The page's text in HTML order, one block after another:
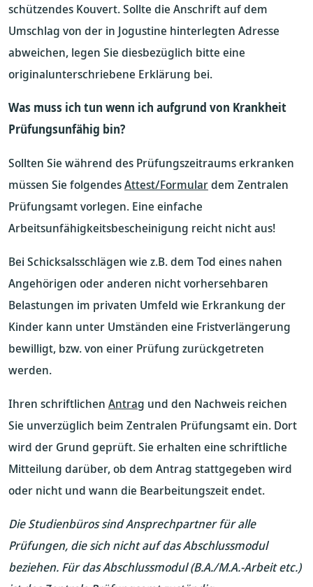
schützendes Kouvert. Sollte die Anschrift auf dem
Umschlag von der in Jogustine hinterlegten Adresse
abweichen, legen Sie diesbezüglich bitte eine
originalunterschriebene Erklärung bei.
Was muss ich tun wenn ich aufgrund von Krankheit
Prüfungsunfähig bin?
Sollten Sie während des Prüfungszeitraums erkranken
müssen Sie folgendesAttest/Formulardem Zentralen
Prüfungsamt vorlegen. Eine einfache
Arbeitsunfähigkeitsbescheinigung reicht nicht aus!
Bei Schicksalsschlägen wie z.B. dem Tod eines nahen
Angehörigen oder anderen nicht vorhersehbaren
Belastungen im privaten Umfeld wie Erkrankung der
Kinder kann unter Umständen eine Fristverlängerung
bewilligt, bzw. von einer Prüfung zurückgetreten
werden.
Ihren schriftlichen Antrag und den Nachweis reichen
Sie unverzüglich beim Zentralen Prüfungsamt ein. Dort
wird der Grund geprüft. Sie erhalten eine schriftliche
Mitteilung darüber, ob dem Antrag stattgegeben wird
oder nicht und wann die Bearbeitungszeit endet.
Die Studienbüros sind Ansprechpartner für alle
Prüfungen, die sich nicht auf das Abschlussmodul
beziehen. Für das Abschlussmodul (B.A./M.A.-Arbeit etc.)